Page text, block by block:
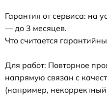
Гарантия от сервиса: на
— до 3 месяцев.
Что считается
Для работ: Повторное
напрямую связан с
(например,